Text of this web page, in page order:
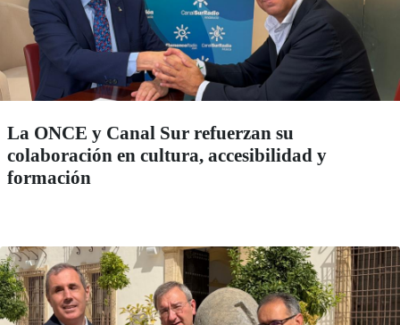
La ONCE y Canal Sur refuerzan su
colaboración en cultura, accesibilidad y
formación